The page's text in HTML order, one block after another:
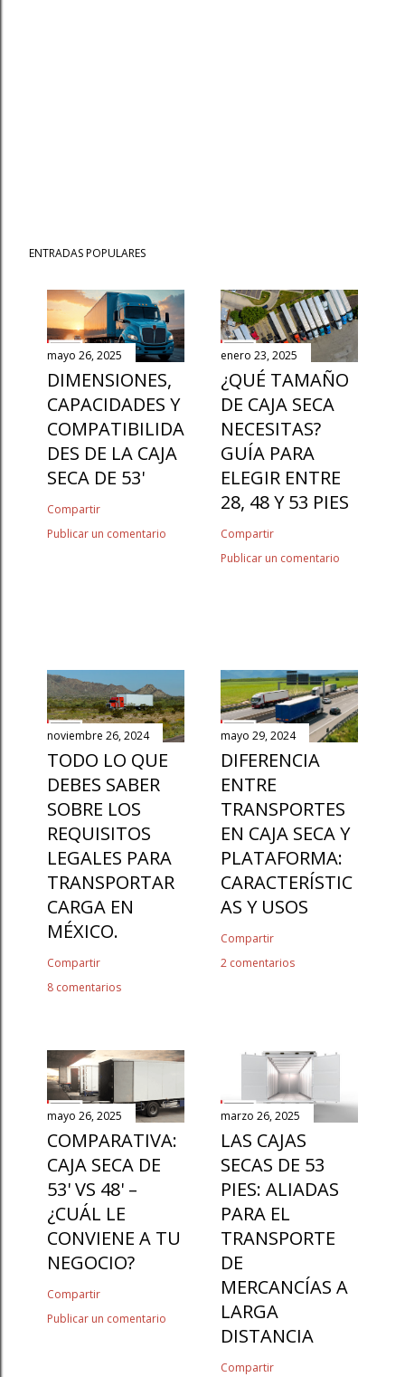
ENTRADAS POPULARES
mayo 26, 2025
DIMENSIONES,
CAPACIDADES Y
COMPATIBILIDA
DES DE LA CAJA
SECA DE 53'
Compartir
Publicar un comentario
enero 23, 2025
¿QUÉ TAMAÑO
DE CAJA SECA
NECESITAS?
GUÍA PARA
ELEGIR ENTRE
28, 48 Y 53 PIES
Compartir
Publicar un comentario
noviembre 26, 2024
TODO LO QUE
DEBES SABER
SOBRE LOS
REQUISITOS
LEGALES PARA
TRANSPORTAR
CARGA EN
MÉXICO.
Compartir
8 comentarios
mayo 29, 2024
DIFERENCIA
ENTRE
TRANSPORTES
EN CAJA SECA Y
PLATAFORMA:
CARACTERÍSTIC
AS Y USOS
Compartir
2 comentarios
mayo 26, 2025
COMPARATIVA:
CAJA SECA DE
53' VS 48' –
¿CUÁL LE
CONVIENE A TU
NEGOCIO?
Compartir
Publicar un comentario
marzo 26, 2025
LAS CAJAS
SECAS DE 53
PIES: ALIADAS
PARA EL
TRANSPORTE
DE
MERCANCÍAS A
LARGA
DISTANCIA
Compartir